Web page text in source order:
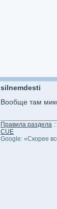
silnemdesti
Вообще там
Правила раздела ::
CUE
Google: «Скорее